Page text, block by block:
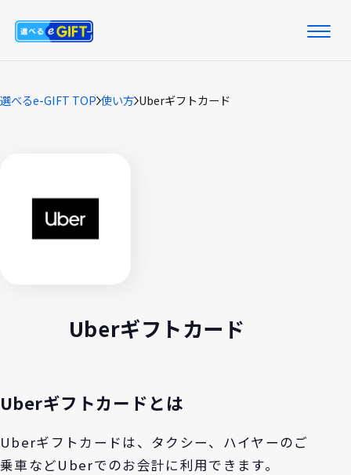
選べるe-GIFT TOP 使い方 Uberギフトカード
Uberギフトカード
Uberギフトカードとは
Uberギフトカードは、タクシー、ハイヤーのご
乗車などUberでのお会計に利用できます。